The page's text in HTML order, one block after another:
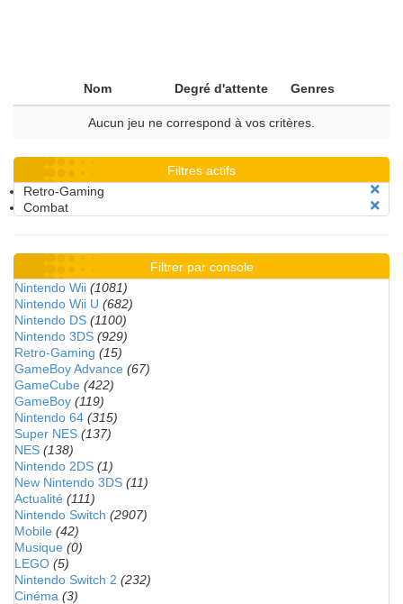
Nom Degré d'attente Genres
Aucun jeu ne correspond à vos critères.
Filtres actifs
Retro-Gaming
Combat
Filtrer par console
Nintendo Wii (1081)
Nintendo Wii U (682)
Nintendo DS (1100)
Nintendo 3DS (929)
Retro-Gaming (15)
GameBoy Advance (67)
GameCube (422)
GameBoy (119)
Nintendo 64 (315)
Super NES (137)
NES (138)
Nintendo 2DS (1)
New Nintendo 3DS (11)
Actualité (111)
Nintendo Switch (2907)
Mobile (42)
Musique (0)
LEGO (5)
Nintendo Switch 2 (232)
Cinéma (3)